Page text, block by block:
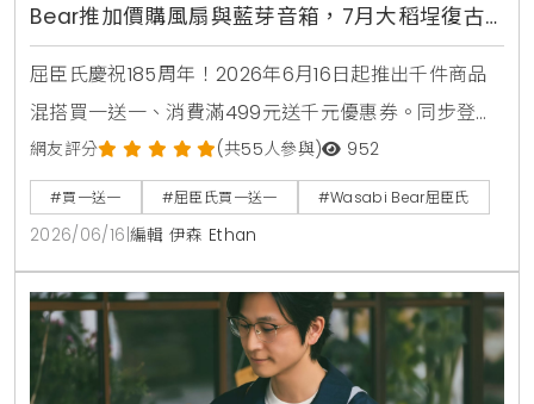
Bear推加價購風扇與藍芽音箱，7月大稻埕復古
快閃店盛大開幕
屈臣氏慶祝185周年！2026年6月16日起推出千件商品
混搭買一送一、消費滿499元送千元優惠券。同步登場
的還有韓國Wasabi Bear第二彈聯名加價購，包含小提
袋、製冷風扇與藍芽音箱，消費滿1850元再送獨家185
周年紀念熊。7月9日更將於台北大稻埕開設復古主題快
閃店，重現經典時代場景。
網友評分 (共55人參與) 952
#買一送一 #屈臣氏買一送一 #Wasabi Bear屈臣氏
2026/06/16 編輯 伊森 Ethan